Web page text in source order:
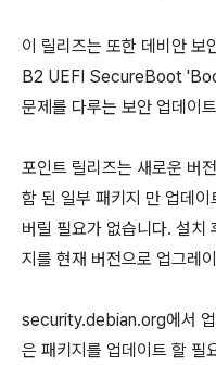
이 릴리즈는 또한 데비안
B2 UEFI SecureBoot
문제를 다루는 보안 업데이
포인트 릴리즈는 새로운 버
함 된 일부 패키지 만 업데
버릴 필요가 없습니다. 설치
지를 현재 버전으로 업그레
security.debian.org에서 업
은 패키지를 업데이트 할 필